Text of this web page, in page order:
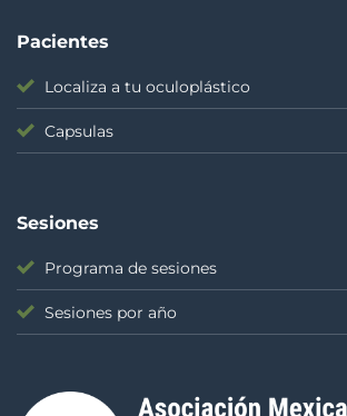
Pacientes
Localiza a tu oculoplástico
Capsulas
Sesiones
Programa de sesiones
Sesiones por año